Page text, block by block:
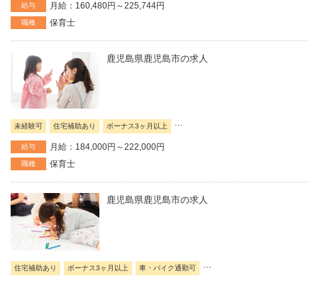
給与 月給：160,480円～225,744円
職種 保育士
鹿児島県鹿児島市の求人
未経験可 住宅補助あり ボーナス3ヶ月以上 ...
給与 月給：184,000円～222,000円
職種 保育士
鹿児島県鹿児島市の求人
住宅補助あり ボーナス3ヶ月以上 車・バイク通勤可